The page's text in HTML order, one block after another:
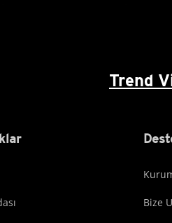
Trend
Bize